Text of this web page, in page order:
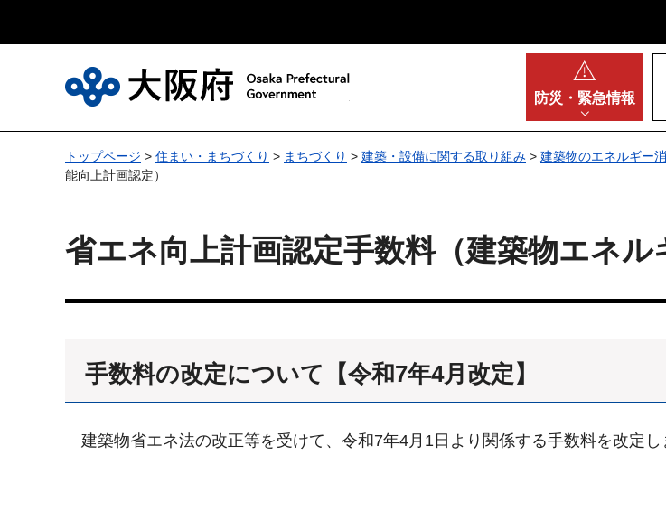
防災・ 緊急情報
トップページ > 住まい・まちづくり > まちづくり > 建築・設備に関する取り組み > 建築物のエネルギー
能向上計画認定）
省エネ向上計画認定手数料（建築物エネル
手数料の改定について【令和7年4月改定】
建築物省エネ法の改正等を受けて、令和7年4月1日より関係する手数料を改定し